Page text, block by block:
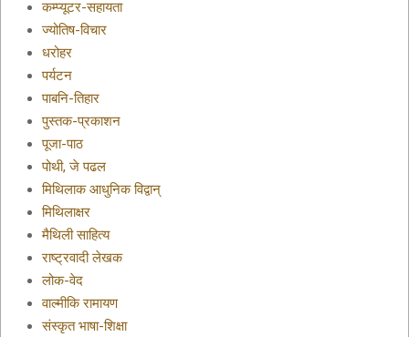
कम्प्यूटर-सहायता
ज्योतिष-विचार
धरोहर
पर्यटन
पाबनि-तिहार
पुस्तक-प्रकाशन
पूजा-पाठ
पोथी, जे पढल
मिथिलाक आधुनिक विद्वान्
मिथिलाक्षर
मैथिली साहित्य
राष्ट्रवादी लेखक
लोक-वेद
वाल्मीकि रामायण
संस्कृत भाषा-शिक्षा